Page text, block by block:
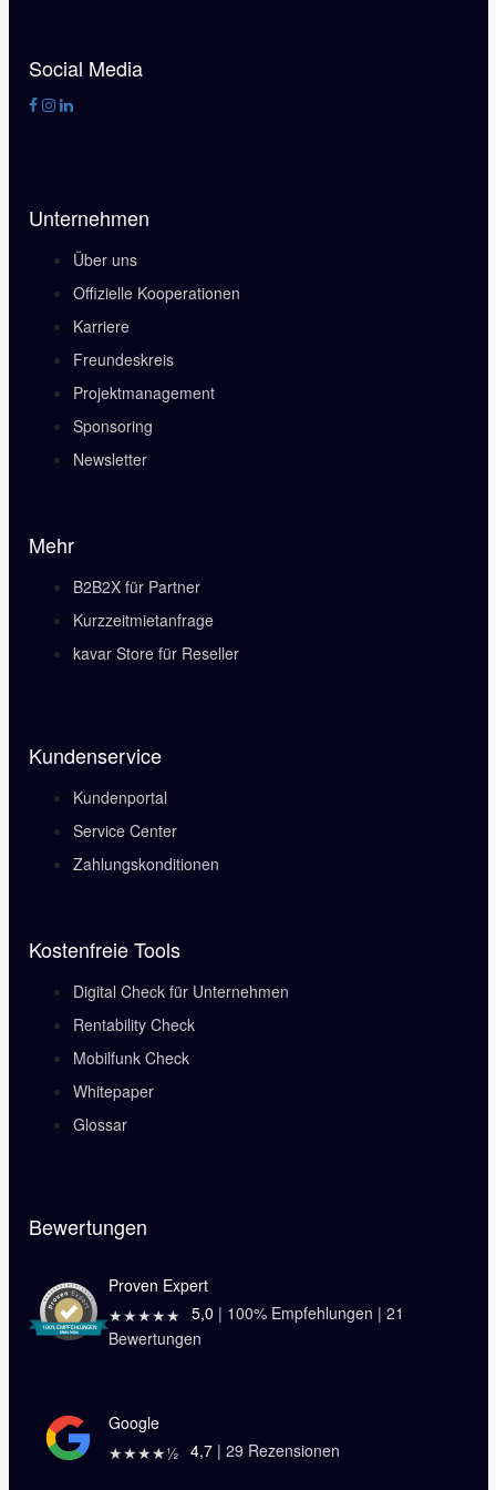
Social Media
Unternehmen
Über uns
Offizielle Kooperationen
Karriere
Freundeskreis
Projektmanagement
Sponsoring
Newsletter
Mehr
B2B2X für Partner
Kurzzeitmietanfrage
kavar Store für Reseller
Kundenservice
Kundenportal
Service Center
Zahlungskonditionen
Kostenfreie Tools
Digital Check für Unternehmen
Rentability Check
Mobilfunk Check
Whitepaper
Glossar
Bewertungen
Proven Expert
★★★★★ 5,0 | 100% Empfehlungen | 21
Bewertungen
Google
★★★★½ 4,7| 29 Rezensionen